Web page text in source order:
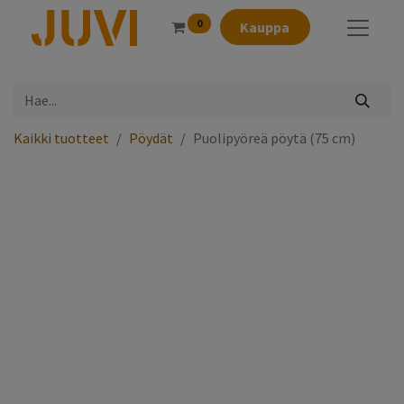
0 Kauppa
Kaikki tuotteet Pöydät Puolipyöreä pöytä (75 cm)